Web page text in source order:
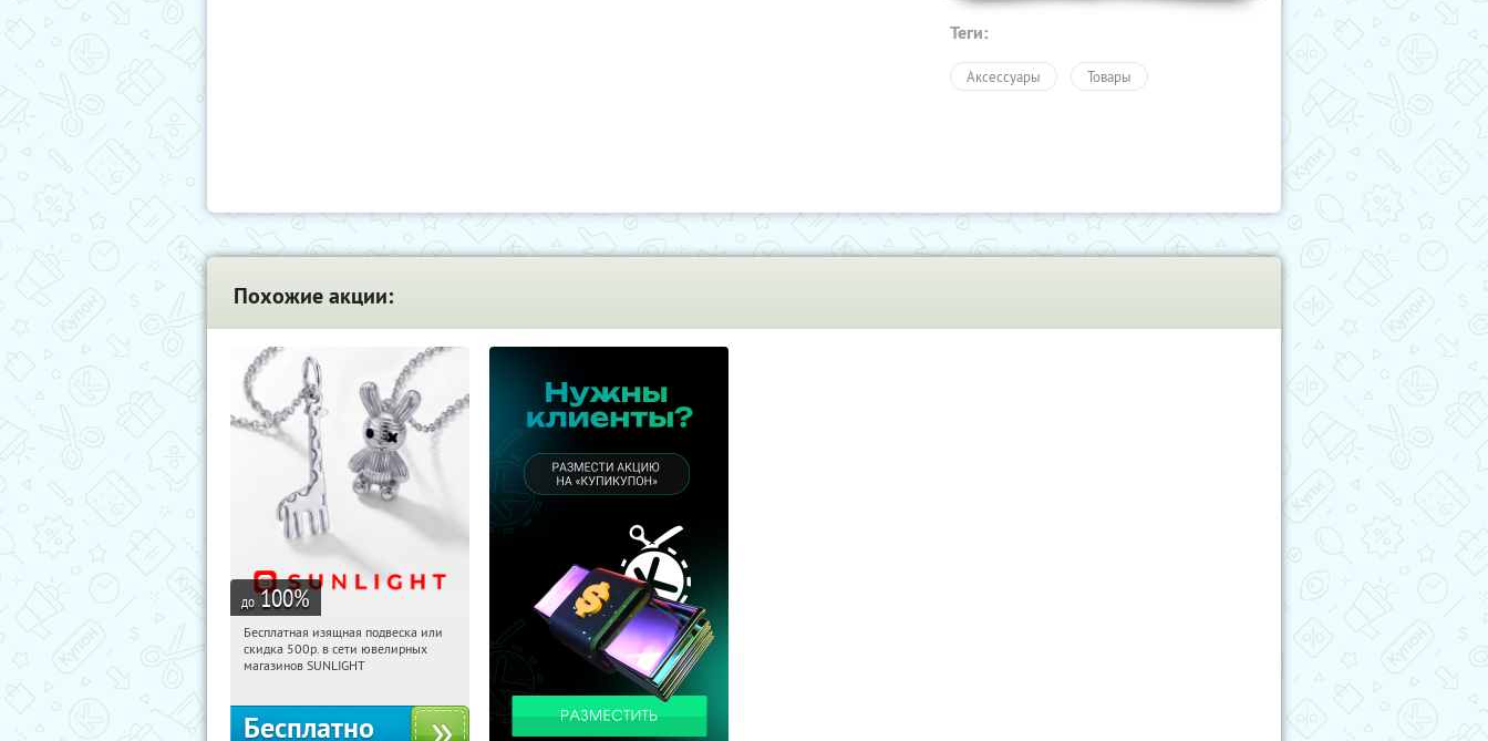
Теги:
Аксессуары Товары
Похожие акции:
до 100%
07:41:04 Получили:
Россия
Бесплатная изящная подвеска или
скидка 500р. в сети ювелирных
магазинов SUNLIGHT
Бесплатно